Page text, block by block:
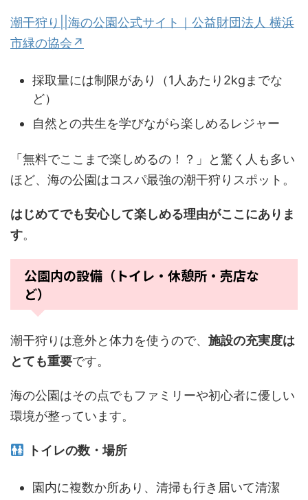
潮干狩り||海の公園公式サイト｜公益財団法人 横浜
市緑の協会↗
採取量には制限があり（1人あたり2kgまでな
ど）
自然との共生を学びながら楽しめるレジャー
「無料でここまで楽しめるの！？」と驚く人も多い
ほど、海の公園はコスパ最強の潮干狩りスポット。
はじめてでも安心して楽しめる理由がここにありま
す。
公園内の設備（トイレ・休憩所・売店な
ど）
潮干狩りは意外と体力を使うので、 施設の充実度は
とても重要です。
海の公園はその点でもファミリーや初心者に優しい
環境が整っています。
トイレの数・場所
園内に複数か所あり、清掃も行き届いて清潔